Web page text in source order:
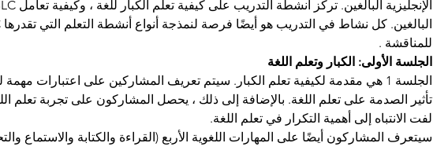
للمناقشة .
الجلسة الأولى: الكبار وتعلم اللغة
الجلسة 1 هي مقدمة لكيفية تعلم الكبار. سيتم تعريف المشاركين على اعتبارات
تأثير الصدمة على تعلم اللغة. بالإضافة إلى ذلك ، يحصل المشاركون على تجربة تعلم
لفت الانتباه إلى أهمية التكرار في تعلم اللغة.
سيتعرف المشاركون أيضًا على المهارات اللغوية الأربع (القراءة والكتابة والاستماع